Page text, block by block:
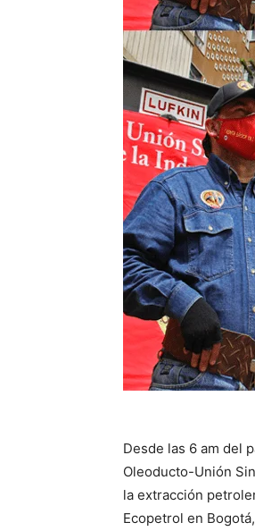
Desde las 6 am del
Oleoducto-Unión
la extracción
Ecopetrol en